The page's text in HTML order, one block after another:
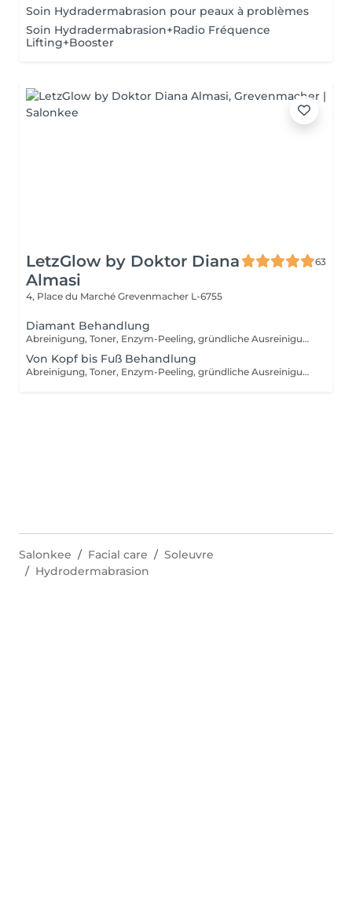
Soin Hydradermabrasion pour peaux à problèmes
Soin Hydradermabrasion+Radio Fréquence
Lifting+Booster
LetzGlow by Doktor Diana
Almasi
63
4, Place du Marché Grevenmacher L-6755
Diamant Behandlung
Abreinigung, Toner, Enzym-Peeling, gründliche Ausreinigung, Massage, medizinische Wirkstoffeinschleusen mit Ultraschallgerät in den Gesichts- und Augenpartien, intensive Hautverjüngung mit V-TOX Maske + Infrabehandlung, Fuß- oder Armmassage, Vliesmaske, Abschlusspflege, Sonnenschutzcream
Von Kopf bis Fuß Behandlung
Abreinigung, Toner, Enzym-Peeling, gründliche Ausreinigung, Massage, medizinische Wirkstoffeinschleusen mit Ultraschallgerät, intensive Hautverjüngung mit V-TOX Maske + Infrabehandlung, Fuss- oder Armmassage, Vliesmaske, Abschlusspflege, Sonnenschutzcreme + Harmonische Seele Massage + Silver Pediküre Behandlung
Salonkee Facial care
Soleuvre
Hydrodermabrasion